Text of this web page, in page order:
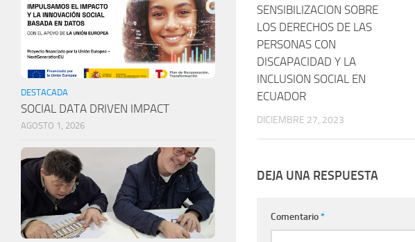
SENSIBILIZACION SOBRE
LOS DERECHOS DE LAS
PERSONAS CON
DISCAPACIDAD Y LA
INCLUSION SOCIAL EN
ECUADOR
DICIEMBRE 27, 2023
DEJA UNA RESPUESTA
Comentario*
DESTACADA
SOCIAL DATA DRIVEN IMPACT
AGOSTO 1, 2026